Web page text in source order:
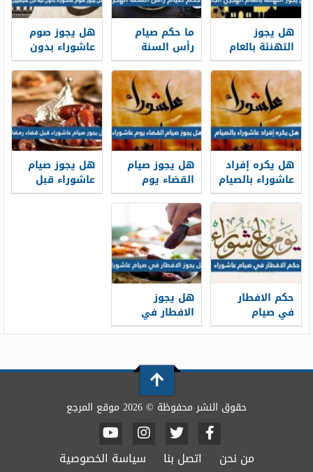
هل يجوز
التهنئة بالعام
الهجري الجديد
1448
ما حكم صيام
رأس السنة
الهجرية
هل يجوز صوم
عاشوراء بدون
نية ابن عثيميين
هل يكره إفراد
عاشوراء بالصيام
هل يجوز صيام
القضاء يوم
عاشوراء
هل يجوز صيام
عاشوراء قبل
قضاء رمضان
حكم الافطار
في صيام
عاشوراء
هل يجوز
الافطار في
صيام عاشوراء
حقوق النشر محفوظة © 2026 موقع المرجع
من نحن اتصل بنا
سياسة الخصوصية